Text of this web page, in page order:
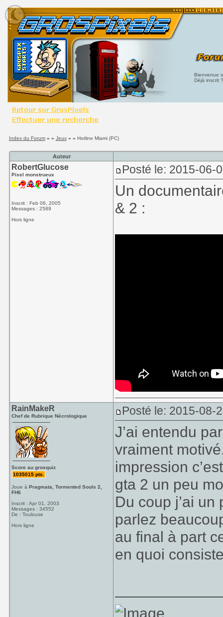
Bienvenue
Déjà inscrit
Index du Forum» » Jeux» » Hotline Miami (PC)
Auteur
RobertGlucose
Pixel monstrueux
Inscrit : Feb 06, 2005
Messages : 2589
Hors ligne
Posté le: 2015-06-
Un
& 2 :
RainMakeR
Chef de Rubrique Nécrologique
Score au grosquiz
1035015 pts.
Joue àPragmata, Tormented Souls 2,
FH6
Inscrit : Apr 01, 2003
Messages : 34552
De : Toulouse
Hors ligne
Posté le: 2015-08-
J’ai entendu
vraiment
impression
gta 2 un peu
Du coup j’ai
parlez
au final à part
en quoi